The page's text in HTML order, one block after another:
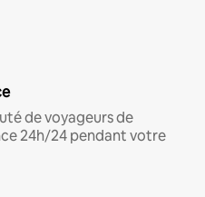
de voyageurs de
24h/24 pendant votre